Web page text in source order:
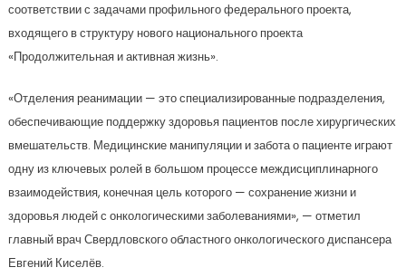
соответствии с задачами профильного федерального проекта,
входящего в структуру нового национального проекта
«Продолжительная и активная жизнь».
«Отделения реанимации — это специализированные подразделения,
обеспечивающие поддержку здоровья пациентов после хирургических
вмешательств. Медицинские манипуляции и забота о пациенте играют
одну из ключевых ролей в большом процессе междисциплинарного
взаимодействия, конечная цель которого — сохранение жизни и
здоровья людей с онкологическими заболеваниями», — отметил
главный врач Свердловского областного онкологического диспансера
Евгений Киселёв.